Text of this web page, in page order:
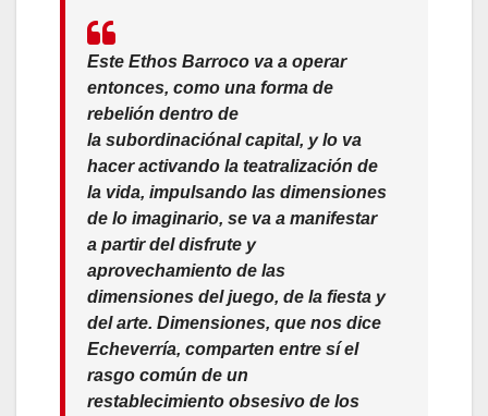
Este Ethos Barroco va a operar
entonces, como una forma de
rebelión dentro de
la subordinaciónal capital, y lo va
hacer activando la teatralización de
la vida, impulsando las dimensiones
de lo imaginario, se va a manifestar
a partir del disfrute y
aprovechamiento de las
dimensiones del juego, de la fiesta y
del arte. Dimensiones, que nos dice
Echeverría, comparten entre sí el
rasgo común de un
restablecimiento obsesivo de los